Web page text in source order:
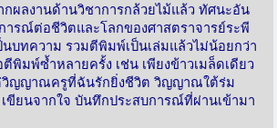
งานด้านวิชาการกล้วยไม้แล้ว ทัศนะอัน
ารณ์ต่อชีวิตและโลกของศาสตราจารย์ระพี
นบทความ รวมตีพิมพ์เป็นเล่มแล้วไม่น้อยกว่า
ตีพิมพ์ซ้ำหลายครั้ง เช่น เพียงข้าวเมล็ดเดียว
วิญญาณครูที่ฉันรักยิ่งชีวิต วิญญาณใต้ร่ม
ขียนจากใจ บันทึกประสบการณ์ที่ผ่านเข้ามา